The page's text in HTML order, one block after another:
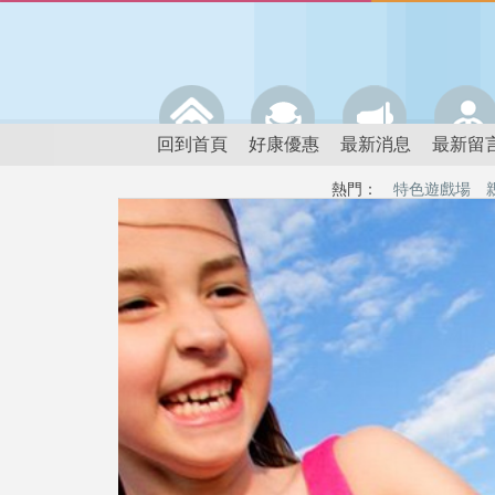
回到首頁 好康優惠 最新消息 最新留
熱門： 特色遊戲場